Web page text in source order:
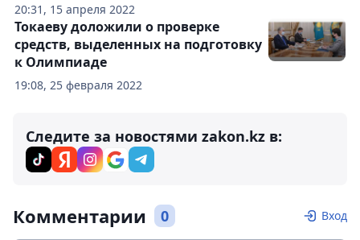
20:31, 15 апреля 2022
19:08, 25 февраля 2022
Токаеву доложили о проверке
средств, выделенных на подготовку
к Олимпиаде
Следите за новостями zakon.kz в:
Комментарии 0 Вход